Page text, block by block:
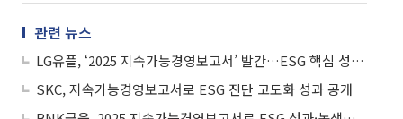
관련 뉴스
LG유플, ‘2025 지속가능경영보고서’ 발간…ESG 핵심 성과 담았다
SKC, 지속가능경영보고서로 ESG 진단 고도화 성과 공개